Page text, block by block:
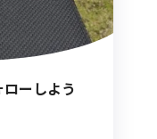
ーしよう